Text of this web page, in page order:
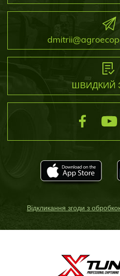
ШВИДКИЙ
Відкликання згоди з